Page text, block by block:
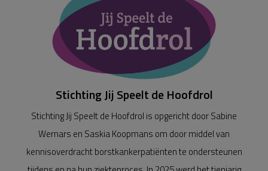
Stichting Jij Speelt de Hoofdrol
Stichting Jij Speelt de Hoofdrol is opgericht door Sabine
Wernars en Saskia Koopmans om door middel van
kennisoverdracht borstkankerpatiënten te ondersteunen